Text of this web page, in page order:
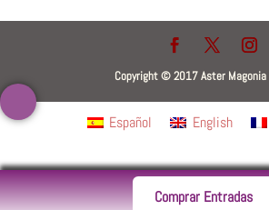
Copyright © 2017 Aster Magonia
Español English
Comprar Entradas